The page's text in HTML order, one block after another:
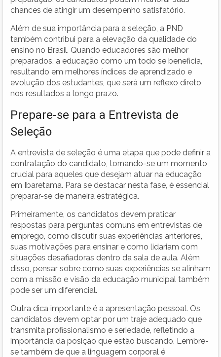
chances de atingir um desempenho satisfatório.
Além de sua importância para a seleção, a PND
também contribui para a elevação da qualidade do
ensino no Brasil. Quando educadores são melhor
preparados, a educação como um todo se beneficia,
resultando em melhores índices de aprendizado e
evolução dos estudantes, que será um reflexo direto
nos resultados a longo prazo.
Prepare-se para a Entrevista de
Seleção
A entrevista de seleção é uma etapa que pode definir a
contratação do candidato, tornando-se um momento
crucial para aqueles que desejam atuar na educação
em Ibaretama. Para se destacar nesta fase, é essencial
preparar-se de maneira estratégica.
Primeiramente, os candidatos devem praticar
respostas para perguntas comuns em entrevistas de
emprego, como discutir suas experiências anteriores,
suas motivações para ensinar e como lidariam com
situações desafiadoras dentro da sala de aula. Além
disso, pensar sobre como suas experiências se alinham
com a missão e visão da educação municipal também
pode ser um diferencial.
Outra dica importante é a apresentação pessoal. Os
candidatos devem optar por um traje adequado que
transmita profissionalismo e seriedade, refletindo a
importância da posição que estão buscando. Lembre-
se também de que a linguagem corporal é